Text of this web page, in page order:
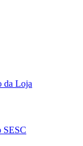
da Loja
SESC